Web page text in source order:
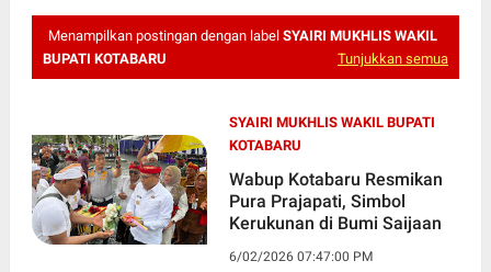
Menampilkan postingan dengan label SYAIRI MUKHLIS WAKIL
BUPATI KOTABARU
Tunjukkan semua
SYAIRI MUKHLIS WAKIL BUPATI
KOTABARU
Wabup Kotabaru Resmikan
Pura Prajapati, Simbol
Kerukunan di Bumi Saijaan
6/02/2026 07:47:00 PM